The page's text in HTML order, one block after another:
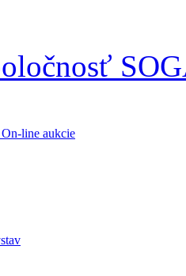
line aukcie